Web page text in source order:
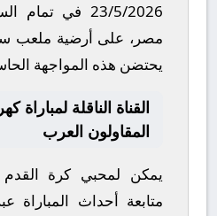
23/5/2026في تمام
مصر، على أرضية ملعب
يحتضن هذه المواجهة
القناة الناقلة لمباراة
المقاولون العرب
يمكن لمحبي كرة
متابعة أحداث المباراة